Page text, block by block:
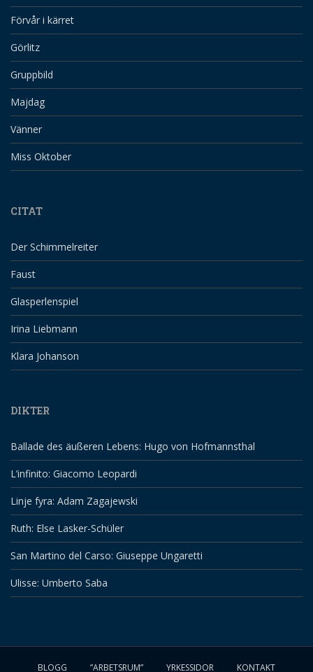
Förvår i kärret
Görlitz
Gruppbild
Majdag
Vänner
Miss Oktober
CITAT
Der Schimmelreiter
Faust
Glasperlenspiel
Irina Liebmann
Klara Johanson
DIKTER
Ballade des äußeren Lebens: Hugo von Hofmannsthal
L’infinito: Giacomo Leopardi
Linje fyra: Adam Zagajewski
Ruth: Else Lasker-Schüler
San Martino del Carso: Giuseppe Ungaretti
Ulisse: Umberto Saba
BLOGG ”ARBETSRUM” YRKESSIDOR KONTAKT